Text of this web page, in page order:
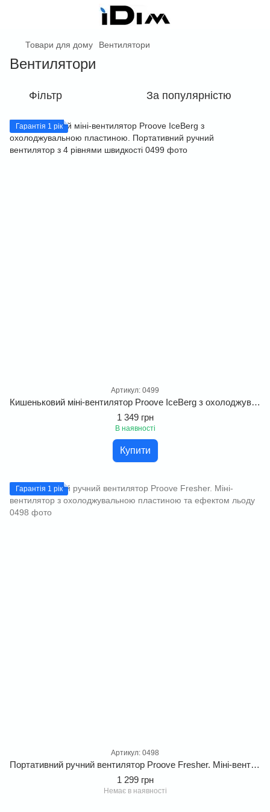
Товари для дому Вентилятори
Вентилятори
Фільтр За популярністю
Гарантія 1 рік
Артикул: 0499
Кишеньковий міні-вентилятор Proove IceBerg з охолоджувальною пластиною. Портативний ручний вентилятор з 4 рівнями швидкості
1 349 грн
В наявності
Купити
Гарантія 1 рік
Артикул: 0498
Портативний ручний вентилятор Proove Fresher. Міні-вентилятор з охолоджувальною пластиною та ефектом льоду
1 299 грн
Немає в наявності